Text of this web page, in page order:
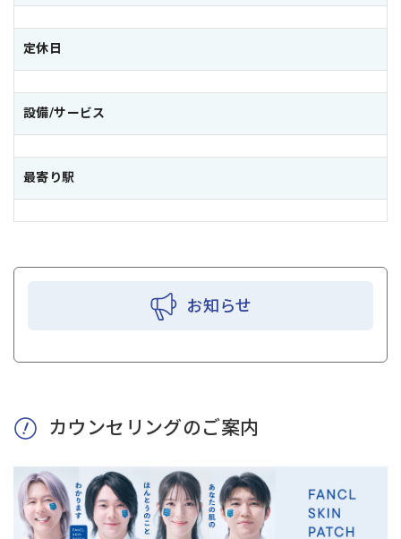
定休日
設備/サービス
最寄り駅
お知らせ
カウンセリングのご案内